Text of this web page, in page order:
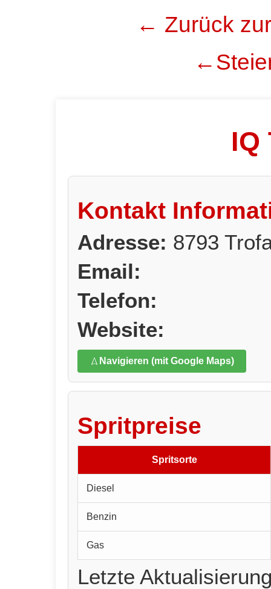
← Zurück
IQ
Kontakt
Adresse: 8793
Email:
Telefon:
Website:
Navigieren (mit Google Maps)
Spritpreise
Spritsorte
Diesel
Benzin
Gas
Letzte